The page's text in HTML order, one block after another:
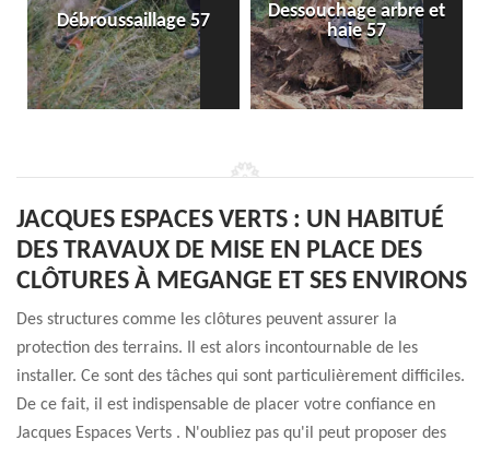
Débroussaillage 57
Dessouchage arbre et
haie 57
JACQUES ESPACES VERTS : UN HABITUÉ
DES TRAVAUX DE MISE EN PLACE DES
CLÔTURES À MEGANGE ET SES ENVIRONS
Des structures comme les clôtures peuvent assurer la
protection des terrains. Il est alors incontournable de les
installer. Ce sont des tâches qui sont particulièrement difficiles.
De ce fait, il est indispensable de placer votre confiance en
Jacques Espaces Verts . N'oubliez pas qu'il peut proposer des